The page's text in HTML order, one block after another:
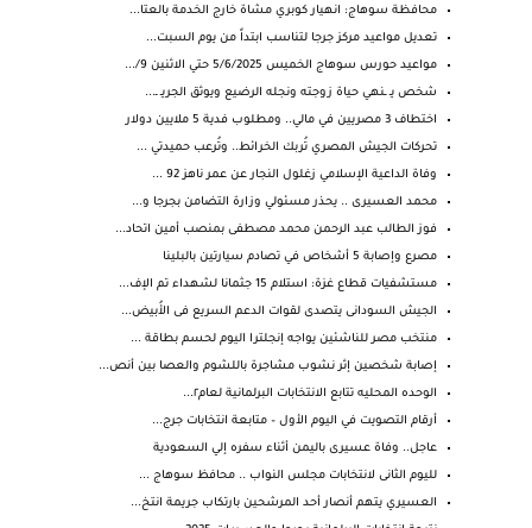
محافظة سوهاج: انهيار كوبري مشاة خارج الخدمة بالعتا...
تعديل مواعيد مركز جرجا لتناسب ابتداً من يوم السبت...
مواعيد حورس سوهاج الخميس 5/6/2025 حتي الاثنين 9/...
شخص يـ ـنهي حياة زوجته ونجله الرضيع ويوثق الجريـ ـ...
اختطاف 3 مصريين في مالي.. ومطلوب فدية 5 ملايين دولار
تحركات الجيش المصري تُربك الخرائط.. وتُرعب حميدتي ...
وفاة الداعية الإسلامي زغلول النجار عن عمر ناهز 92 ...
محمد العسيرى .. يحذر مسئولي وزارة التضامن بجرجا و...
فوز الطالب عبد الرحمن محمد مصطفى بمنصب أمين اتحاد...
مصرع وإصابة 5 أشخاص في تصادم سيارتين بالبلينا
مستشفيات قطاع غزة: استلام 15 جثمانا لشهداء تم الإف...
الجيش السودانى يتصدى لقوات الدعم السريع فى الأُبيض...
منتخب مصر للناشئين يواجه إنجلترا اليوم لحسم بطاقة ...
إصابة شخصين إثر نشوب مشاجرة باللشوم والعصا بين أنص...
الوحده المحليه تتابع الانتخابات البرلمانية لعام٢...
أرقام التصويت في اليوم الأول – متابعة انتخابات جرج...
عاجل.. وفاة عسيرى باليمن أثناء سفره إلي السعودية
لليوم الثانى لانتخابات مجلس النواب .. محافظ سوهاج ...
العسيري يتهم أنصار أحد المرشحين بارتكاب جريمة انتخ...